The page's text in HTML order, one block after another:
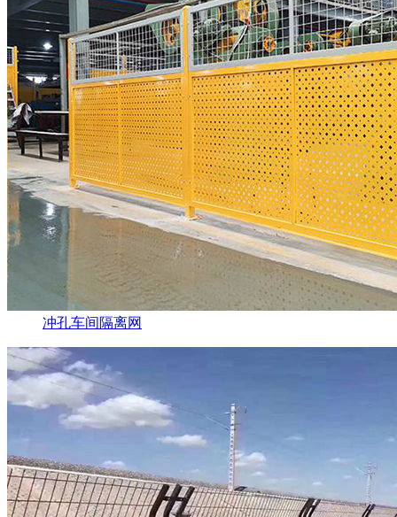
冲孔车间隔离网